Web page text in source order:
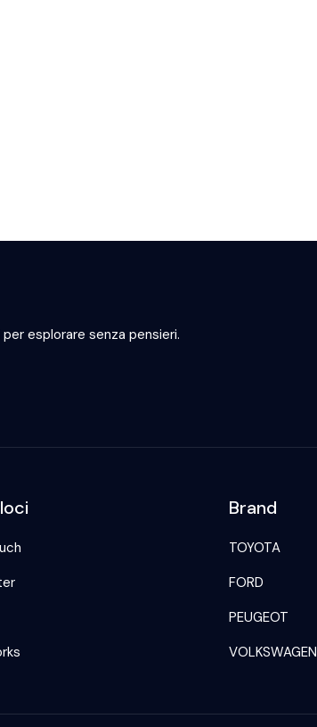
per esplorare senza pensieri.
Brand
TOYOTA
FORD
PEUGEOT
VOLKSWAGEN